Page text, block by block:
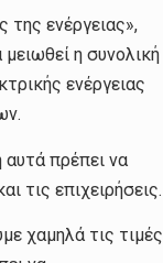
της ενέργειας»,
η συνολική
ενέργειας
πρέπει να
τις επιχειρήσεις.
χαμηλά τις τιμές